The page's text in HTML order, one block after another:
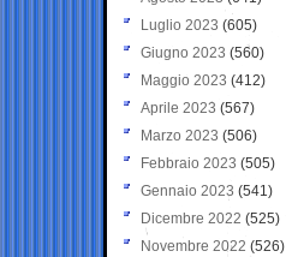
Luglio 2023 (605)
Giugno 2023 (560)
Maggio 2023 (412)
Aprile 2023 (567)
Marzo 2023 (506)
Febbraio 2023 (505)
Gennaio 2023 (541)
Dicembre 2022 (525)
Novembre 2022 (526)